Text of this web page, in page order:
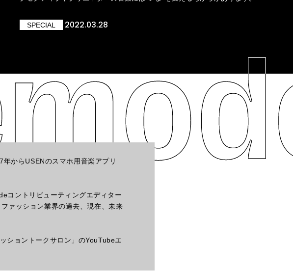
SPECIAL 2022.03.28
からUSENのスマホ用音楽アプリ
コントリビューティングエディター
ァッション業界の過去、現在、未来
ショントークサロン」のYouTubeエ